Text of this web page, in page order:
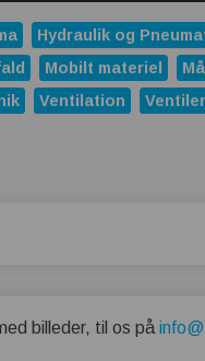
Hydraulik og
Mobilt materiel
Ventilation
billeder, til os på